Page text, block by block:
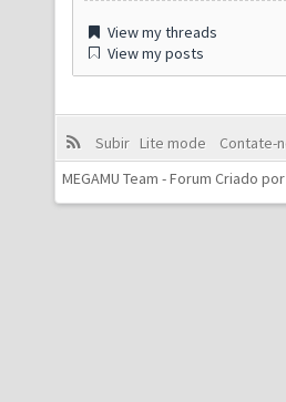
View my threads
View my posts
Subir Lite mode
Contate-
MEGAMU Team - Forum Criado por